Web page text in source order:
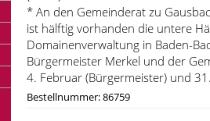
* An den Gemeinderat zu
ist hälftig vorhanden die untere
Domainenverwaltung in Baden-
Bürgermeister Merkel und der
4. Februar (Bürgermeister) und
Bestellnummer: 86759